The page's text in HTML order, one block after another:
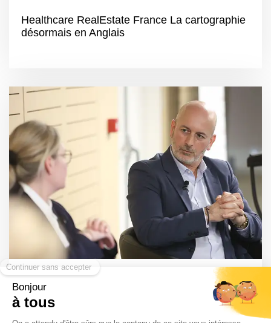
Healthcare RealEstate France La cartographie
désormais en Anglais
Healthcare Business International Forum